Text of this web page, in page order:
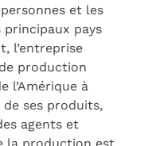
et les
pays
l’entreprise
production
l’Amérique à
ses produits,
agents et